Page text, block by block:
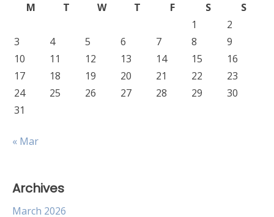
M
T W T F S
S
1
2
3
4 5 6 7 8
9
10
11 12 13 14 15
16
17
18 19 20 21 22
23
24
25 26 27 28 29
30
31
« Mar
Archives
March 2026